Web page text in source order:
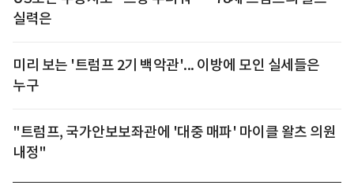
실력은
미리 보는 '트럼프 2기 백악관'... 이방에 모인 실세들은
누구
"트럼프, 국가안보보좌관에 '대중 매파' 마이클 왈츠 의원
내정"